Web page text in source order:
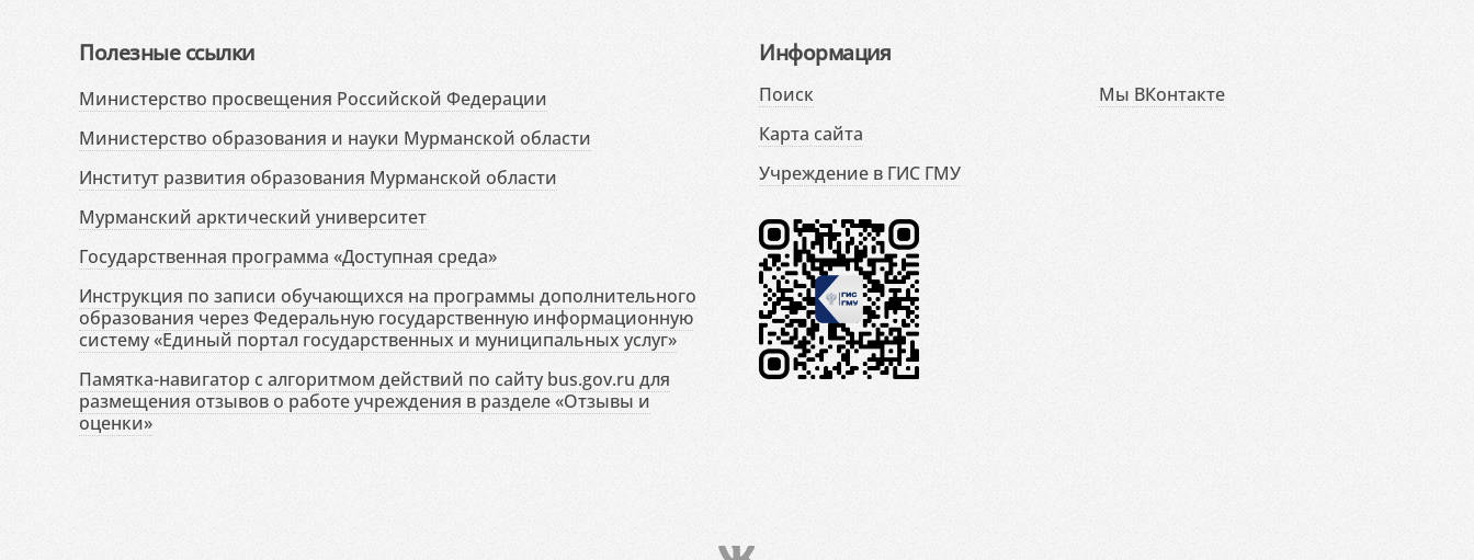
Полезные ссылки
Министерство просвещения Российской Федерации
Министерство образования и науки Мурманской области
Институт развития образования Мурманской области
Мурманский арктический университет
Государственная программа «Доступная среда»
Инструкция по записи обучающихся на программы дополнительного
образования через Федеральную государственную информационную
систему «Единый портал государственных и муниципальных услуг»
Памятка-навигатор с алгоритмом действий по сайту bus.gov.ru для
размещения отзывов о работе учреждения в разделе «Отзывы и
оценки»
Информация
Поиск
Карта сайта
Учреждение в ГИС ГМУ
Мы ВКонтакте